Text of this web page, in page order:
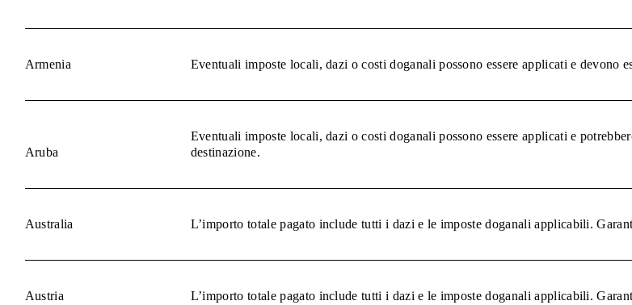
Armenia Eventuali imposte locali, dazi o costi doganali possono essere applicati e devono
Aruba
Eventuali imposte locali, dazi o costi doganali possono essere applicati e
destinazione.
Australia L’importo totale pagato include tutti i dazi e le imposte doganali applicabili.
Austria L’importo totale pagato include tutti i dazi e le imposte doganali applicabili.